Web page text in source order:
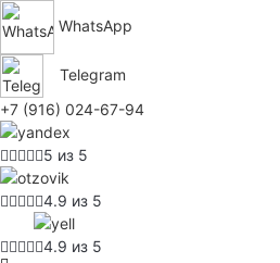
WhatsApp
Telegram
+7 (916) 024-67-94
5 из 5
4.9 из 5
4.9 из 5